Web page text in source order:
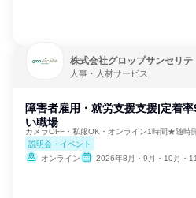
株式会社グロップサンセリテ
人事・人材サービス
障害者雇用・就労支援支援|定着
い職場
カメラOFF・私服OK・オンライン1時間★随時
説明会・イベント
オンライン
2026年8月・9月・10月・